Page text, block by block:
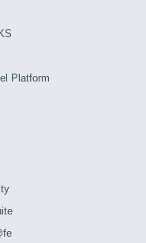
ケーション」を選択し、
。
Platform